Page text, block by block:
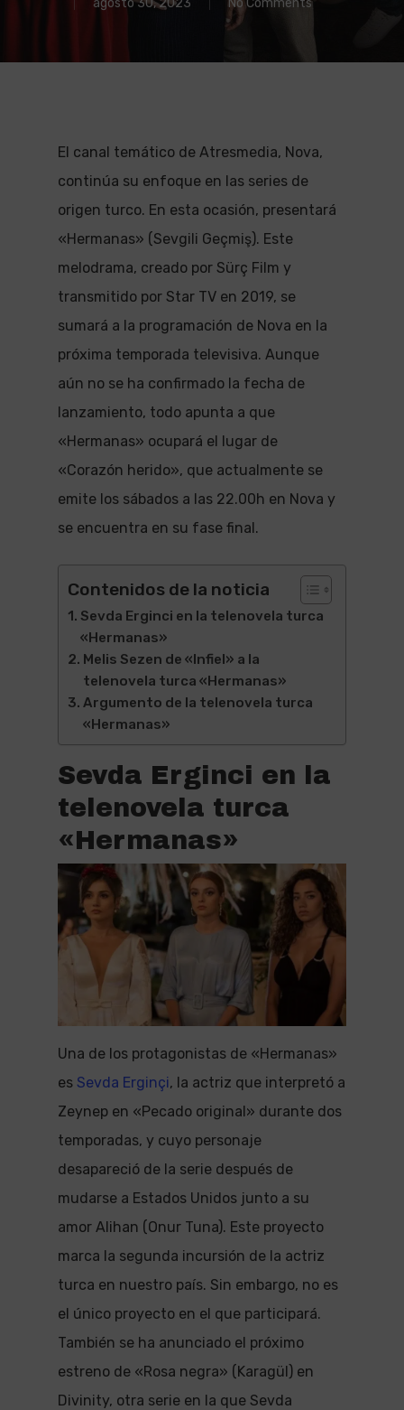
agosto 30, 2023 No Comments
El canal temático de Atresmedia, Nova,
continúa su enfoque en las series de
origen turco. En esta ocasión, presentará
«Hermanas» (Sevgili Geçmiş). Este
melodrama, creado por Sürç Film y
transmitido por Star TV en 2019, se
sumará a la programación de Nova en la
próxima temporada televisiva. Aunque
aún no se ha confirmado la fecha de
lanzamiento, todo apunta a que
«Hermanas» ocupará el lugar de
«Corazón herido», que actualmente se
emite los sábados a las 22.00h en Nova y
se encuentra en su fase final.
Contenidos de la noticia
Sevda Erginci en la telenovela turca
«Hermanas»
Melis Sezen de «Infiel» a la
telenovela turca «Hermanas»
Argumento de la telenovela turca
«Hermanas»
Sevda Erginci en la
telenovela turca
«Hermanas»
Una de los protagonistas de «Hermanas»
es Sevda Erginçi, la actriz que interpretó a
Zeynep en «Pecado original» durante dos
temporadas, y cuyo personaje
desapareció de la serie después de
mudarse a Estados Unidos junto a su
amor Alihan (Onur Tuna). Este proyecto
marca la segunda incursión de la actriz
turca en nuestro país. Sin embargo, no es
el único proyecto en el que participará.
También se ha anunciado el próximo
estreno de «Rosa negra» (Karagül) en
Divinity, otra serie en la que Sevda